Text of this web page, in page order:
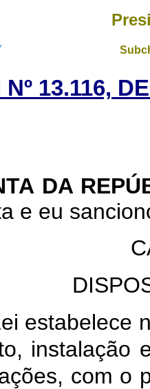
Nº 13.116,
DA
e eu
estabelece
instalação
com o